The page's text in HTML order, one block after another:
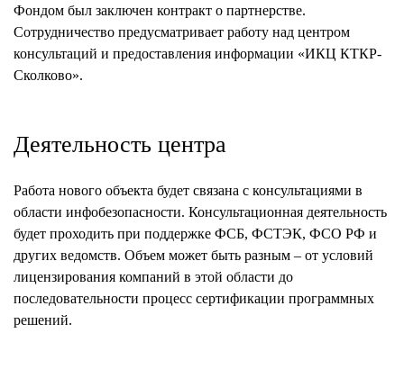
Фондом был заключен контракт о партнерстве.
Сотрудничество предусматривает работу над центром
консультаций и предоставления информации «ИКЦ КТКР-
Сколково».
Деятельность центра
Работа нового объекта будет связана с консультациями в
области инфобезопасности. Консультационная деятельность
будет проходить при поддержке ФСБ, ФСТЭК, ФСО РФ и
других ведомств. Объем может быть разным – от условий
лицензирования компаний в этой области до
последовательности процесс сертификации программных
решений.